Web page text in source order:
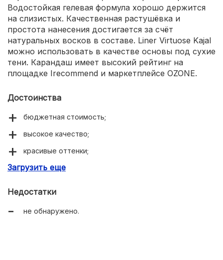
Водостойкая гелевая формула хорошо держится
на слизистых. Качественная растушёвка и
простота нанесения достигается за счёт
натуральных восков в составе. Liner Virtuose Kajal
можно использовать в качестве основы под сухие
тени. Карандаш имеет высокий рейтинг на
площадке Irecommend и маркетплейсе OZONE.
Достоинства
бюджетная стоимость;
высокое качество;
красивые оттенки;
водостойкая формула;
Загрузить еще
Недостатки
не обнаружено.